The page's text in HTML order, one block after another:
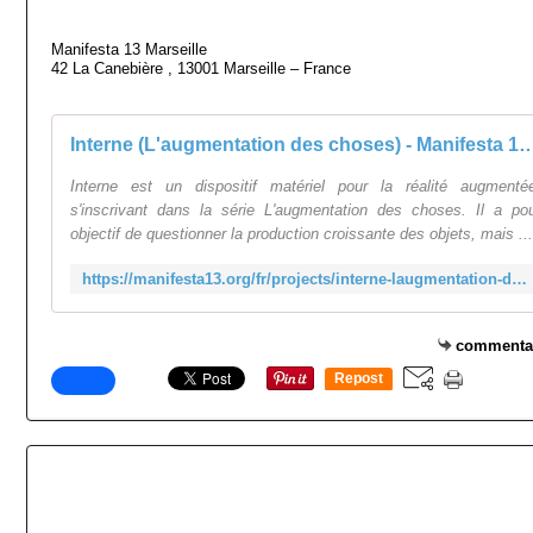
Manifesta 13 Marseille
42 La Canebière , 13001 Marseille – France
Interne (L'augmentation des
Interne est un dispositif matériel pour la réalité
s'inscrivant dans la série L'augmentation des choses. Il a
objectif de questionner la production croissante des objets, mais ...
https://manifesta13.org/fr/projects/interne-laugmentation-des-choses/
Repost